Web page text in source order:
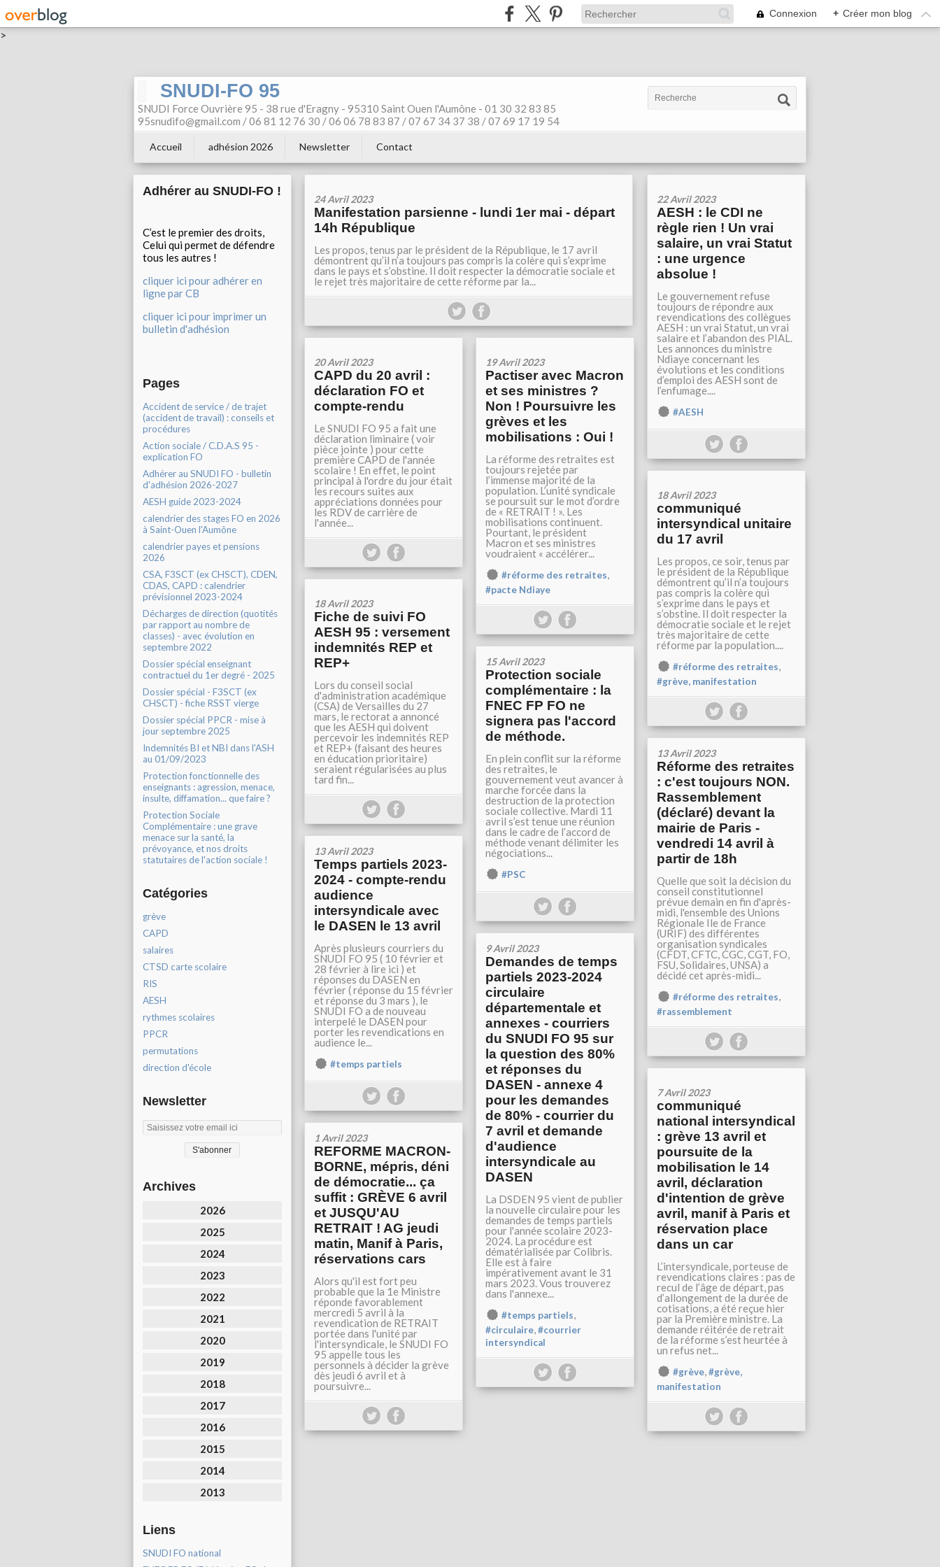
>
Connexion + Créer mon blog
SNUDI-FO 95
SNUDI Force Ouvrière 95 - 38 rue d'Eragny - 95310 Saint Ouen l'Aumône - 01 30 32 83 85
95snudifo@gmail.com / 06 81 12 76 30 / 06 06 78 83 87 / 07 67 34 37 38 / 07 69 17 19 54
Accueil adhésion 2026 Newsletter Contact
Adhérer au SNUDI-FO !
C’est le premier des droits,
Celui qui permet de défendre
tous les autres !
cliquer ici pour adhérer en
ligne par CB
cliquer ici pour imprimer un
bulletin d'adhésion
Pages
Accident de service / de trajet
(accident de travail) : conseils et
procédures
Action sociale / C.D.A.S 95 -
explication FO
Adhérer au SNUDI FO - bulletin
d'adhésion 2026-2027
AESH guide 2023-2024
calendrier des stages FO en 2026
à Saint-Ouen l'Aumône
calendrier payes et pensions
2026
CSA, F3SCT (ex CHSCT), CDEN,
CDAS, CAPD : calendrier
prévisionnel 2023-2024
Décharges de direction (quotités
par rapport au nombre de
classes) - avec évolution en
septembre 2022
Dossier spécial enseignant
contractuel du 1er degré - 2025
Dossier spécial - F3SCT (ex
CHSCT) - fiche RSST vierge
Dossier spécial PPCR - mise à
jour septembre 2025
Indemnités BI et NBI dans l'ASH
au 01/09/2023
Protection fonctionnelle des
enseignants : agression, menace,
insulte, diffamation... que faire ?
Protection Sociale
Complémentaire : une grave
menace sur la santé, la
prévoyance, et nos droits
statutaires de l'action sociale !
Catégories
grève
CAPD
salaires
CTSD carte scolaire
RIS
AESH
rythmes scolaires
PPCR
permutations
direction d'école
Newsletter
Archives
2026
2025
2024
2023
2022
2021
2020
2019
2018
2017
2016
2015
2014
2013
Liens
SNUDI FO national
24 Avril 2023
Manifestation parsienne - lundi 1er mai - départ
14h République
Les propos, tenus par le président de la République, le 17 avril
démontrent qu’il n’a toujours pas compris la colère qui s’exprime
dans le pays et s’obstine. Il doit respecter la démocratie sociale et
le rejet très majoritaire de cette réforme par la...
22 Avril 2023
AESH : le CDI ne
règle rien ! Un vrai
salaire, un vrai Statut
: une urgence
absolue !
Le gouvernement refuse
toujours de répondre aux
revendications des collègues
AESH : un vrai Statut, un vrai
salaire et l’abandon des PIAL.
Les annonces du ministre
Ndiaye concernant les
évolutions et les conditions
d’emploi des AESH sont de
l’enfumage....
#AESH
20 Avril 2023
CAPD du 20 avril :
déclaration FO et
compte-rendu
Le SNUDI FO 95 a fait une
déclaration liminaire ( voir
pièce jointe ) pour cette
première CAPD de l'année
scolaire ! En effet, le point
principal à l'ordre du jour était
les recours suites aux
appréciations données pour
les RDV de carrière de
l'année...
19 Avril 2023
Pactiser avec Macron
et ses ministres ?
Non ! Poursuivre les
grèves et les
mobilisations : Oui !
La réforme des retraites est
toujours rejetée par
l’immense majorité de la
population. L’unité syndicale
se poursuit sur le mot d’ordre
de « RETRAIT ! ». Les
mobilisations continuent.
Pourtant, le président
Macron et ses ministres
voudraient « accélérer...
#réforme des retraites,
#pacte Ndiaye
18 Avril 2023
communiqué
intersyndical unitaire
du 17 avril
Les propos, ce soir, tenus par
le président de la République
démontrent qu’il n’a toujours
pas compris la colère qui
s’exprime dans le pays et
s’obstine. Il doit respecter la
démocratie sociale et le rejet
très majoritaire de cette
réforme par la population....
#réforme des retraites,
#grève, manifestation
18 Avril 2023
Fiche de suivi FO
AESH 95 : versement
indemnités REP et
REP+
Lors du conseil social
d'administration académique
(CSA) de Versailles du 27
mars, le rectorat a annoncé
que les AESH qui doivent
percevoir les indemnités REP
et REP+ (faisant des heures
en éducation prioritaire)
seraient régularisées au plus
tard fin...
15 Avril 2023
Protection sociale
complémentaire : la
FNEC FP FO ne
signera pas l'accord
de méthode.
En plein conflit sur la réforme
des retraites, le
gouvernement veut avancer à
marche forcée dans la
destruction de la protection
sociale collective. Mardi 11
avril s’est tenue une réunion
dans le cadre de l’accord de
méthode venant délimiter les
négociations...
#PSC
13 Avril 2023
Réforme des retraites
: c'est toujours NON.
Rassemblement
(déclaré) devant la
mairie de Paris -
vendredi 14 avril à
partir de 18h
Quelle que soit la décision du
conseil constitutionnel
prévue demain en fin d'après-
midi, l'ensemble des Unions
Régionale Ile de France
(URIF) des différentes
organisation syndicales
(CFDT, CFTC, CGC, CGT, FO,
FSU, Solidaires, UNSA) a
décidé cet après-midi...
#réforme des retraites,
#rassemblement
13 Avril 2023
Temps partiels 2023-
2024 - compte-rendu
audience
intersyndicale avec
le DASEN le 13 avril
Après plusieurs courriers du
SNUDI FO 95 ( 10 février et
28 février à lire ici ) et
réponses du DASEN en
février ( réponse du 15 février
et réponse du 3 mars ), le
SNUDI FO a de nouveau
interpelé le DASEN pour
porter les revendications en
audience le...
#temps partiels
9 Avril 2023
Demandes de temps
partiels 2023-2024
circulaire
départementale et
annexes - courriers
du SNUDI FO 95 sur
la question des 80%
et réponses du
DASEN - annexe 4
pour les demandes
de 80% - courrier du
7 avril et demande
d'audience
intersyndicale au
DASEN
La DSDEN 95 vient de publier
la nouvelle circulaire pour les
demandes de temps partiels
pour l'année scolaire 2023-
2024. La procédure est
dématérialisée par Colibris.
Elle est à faire
impérativement avant le 31
mars 2023. Vous trouverez
dans l'annexe...
#temps partiels,
#circulaire,#courrier
intersyndical
7 Avril 2023
communiqué
national intersyndical
: grève 13 avril et
poursuite de la
mobilisation le 14
avril, déclaration
d'intention de grève
avril, manif à Paris et
réservation place
dans un car
L’intersyndicale, porteuse de
revendications claires : pas de
recul de l’âge de départ, pas
d’allongement de la durée de
cotisations, a été reçue hier
par la Première ministre. La
demande réitérée de retrait
de la réforme s’est heurtée à
un refus net...
#grève,#grève,
manifestation
1 Avril 2023
REFORME MACRON-
BORNE, mépris, déni
de démocratie... ça
suffit : GRÈVE 6 avril
et JUSQU'AU
RETRAIT ! AG jeudi
matin, Manif à Paris,
réservations cars
Alors qu'il est fort peu
probable que la 1e Ministre
réponde favorablement
mercredi 5 avril à la
revendication de RETRAIT
portée dans l'unité par
l'intersyndicale, le SNUDI FO
95 appelle tous les
personnels à décider la grève
dès jeudi 6 avril et à
poursuivre...